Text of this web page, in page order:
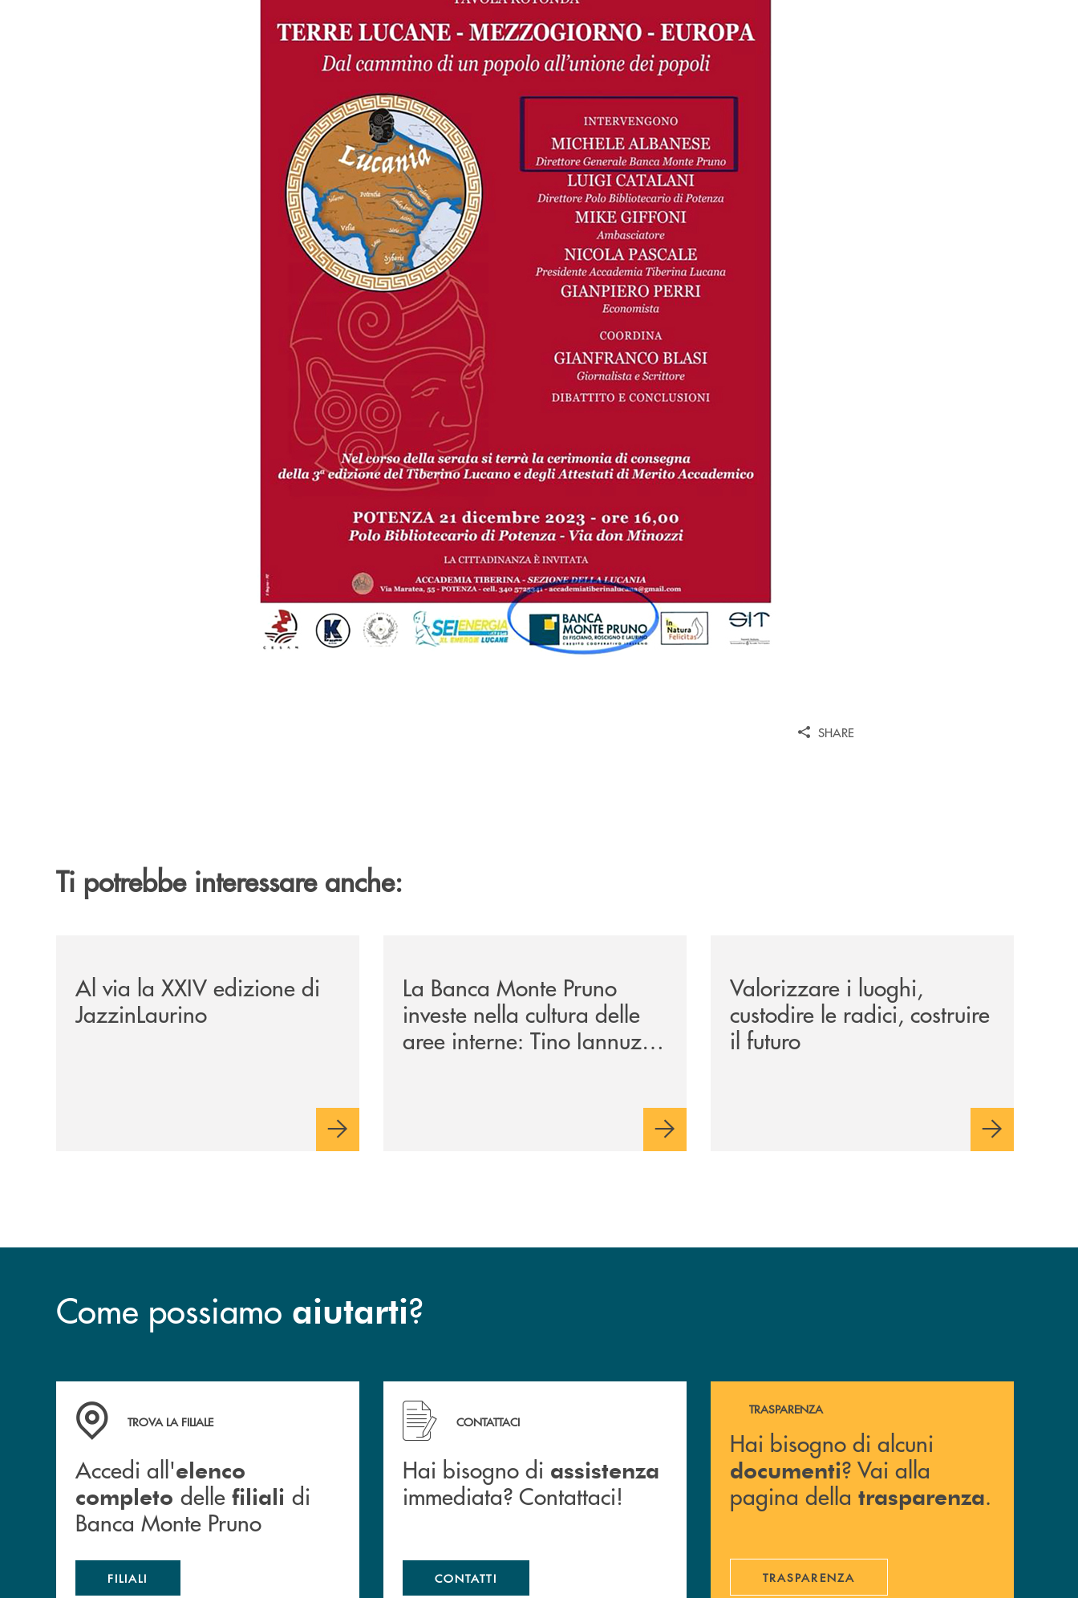
SHARE
Ti potrebbe interessare anche:
Al via la XXIV edizione di
JazzinLaurino
La Banca Monte Pruno
investe nella cultura delle
aree interne: Tino Iannuzzi
Valorizzare i luoghi,
custodire le radici, costruire
il futuro
Come possiamo aiutarti?
Accedi all' elenco completo&nbsp; delle&nbsp; filiali&nbsp; di Banca Monte Pruno
TROVA LA FILIALE
Accedi all'elenco
completo delle filiali di
Banca Monte Pruno
FILIALI
Hai bisogno di assistenza immediata? Contattaci!
CONTATTACI
Hai bisogno di assistenza
immediata? Contattaci!
CONTATTI
Hai bisogno di alcuni documenti ? Vai alla pagina della
TRASPARENZA
Hai bisogno di alcuni
documenti? Vai alla
pagina della trasparenza.
TRASPARENZA